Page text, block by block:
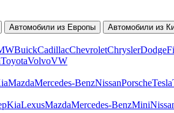
Автомобили из Европы Автомобили из
BuickCadillacChevroletChryslerDodge
ToyotaVolvoVW
MazdaMercedes-BenzNissanPorscheTesla
KiaLexusMazdaMercedes-BenzMini